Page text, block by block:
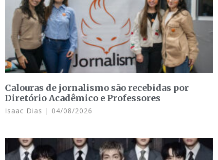
Calouras de jornalismo são recebidas por
Diretório Acadêmico e Professores
Isaac Dias 04/08/2026